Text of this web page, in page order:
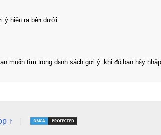
ý hiện ra bên dưới.
muốn tìm trong danh sách gợi ý, khi đó bạn hãy
↑